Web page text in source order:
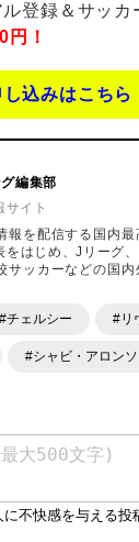
登録＆サッカ
円！
込みはこちら
編集部
サイト
報を配信する国内
をはじめ、Jリーグ
サッカーなどの国
」「
#チェルシー #リ
#シャビ・アロンソ